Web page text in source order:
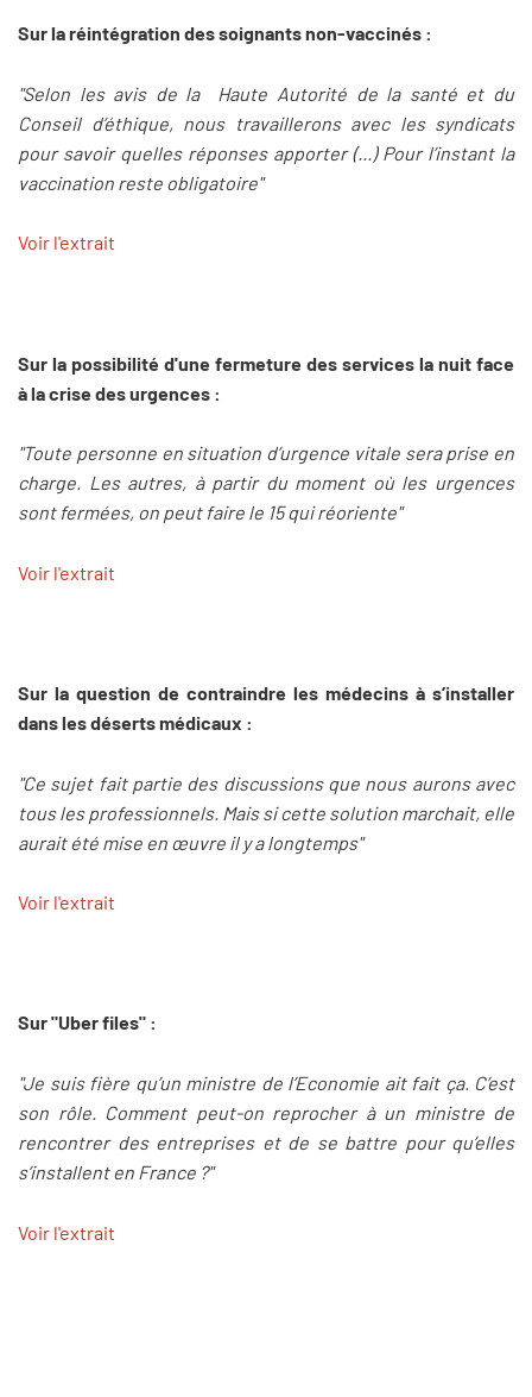
Sur la réintégration des soignants non-vaccinés :
"Selon les avis de la Haute Autorité de la santé et du
Conseil d’éthique, nous travaillerons avec les syndicats
pour savoir quelles réponses apporter (...) Pour l’instant la
vaccination reste obligatoire"
Voir l'extrait
Sur la possibilité d'une fermeture des services la nuit face
à la crise des urgences :
"Toute personne en situation d’urgence vitale sera prise en
charge. Les autres, à partir du moment où les urgences
sont fermées, on peut faire le 15 qui réoriente"
Voir l'extrait
Sur la question de contraindre les médecins à s’installer
dans les déserts médicaux :
"Ce sujet fait partie des discussions que nous aurons avec
tous les professionnels. Mais si cette solution marchait, elle
aurait été mise en œuvre il y a longtemps"
Voir l'extrait
Sur "Uber files" :
"Je suis fière qu’un ministre de l’Economie ait fait ça. C’est
son rôle. Comment peut-on reprocher à un ministre de
rencontrer des entreprises et de se battre pour qu’elles
s’installent en France ?"
Voir l'extrait